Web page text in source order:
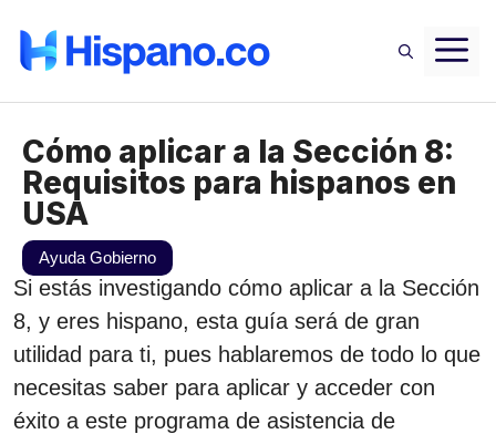
Cómo aplicar a la Sección 8:
Requisitos para hispanos en
USA
Ayuda Gobierno
Si estás investigando cómo aplicar a la Sección
8, y eres hispano, esta guía será de gran
utilidad para ti, pues hablaremos de todo lo que
necesitas saber para aplicar y acceder con
éxito a este programa de asistencia de